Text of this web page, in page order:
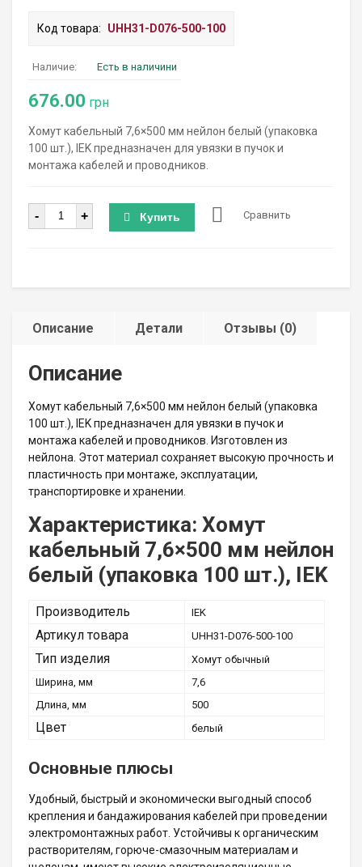
Код товара: UHH31-D076-500-100
Наличие: Есть в наличини
676.00 грн
Хомут кабельный 7,6×500 мм нейлон белый (упаковка
100 шт.), IEK предназначен для увязки в пучок и
монтажа кабелей и проводников.
Количество
- + Купить Сравнить
Описание Детали Отзывы (0)
Описание
Хомут кабельный 7,6×500 мм нейлон белый (упаковка
100 шт.), IEK предназначен для увязки в пучок и
монтажа кабелей и проводников. Изготовлен из
нейлона. Этот материал сохраняет высокую прочность и
пластичность при монтаже, эксплуатации,
транспортировке и хранении.
Характеристика: Хомут
кабельный 7,6×500 мм нейлон
белый (упаковка 100 шт.), IEK
Производитель IEK
Артикул товара UHH31-D076-500-100
Тип изделия
Хомут обычный
Ширина, мм
7,6
Длина, мм
500
Цвет белый
Основные плюсы
Удобный, быстрый и экономически выгодный способ
крепления и бандажирования кабелей при проведении
электромонтажных работ. Устойчивы к органическим
растворителям, горюче-смазочным материалам и